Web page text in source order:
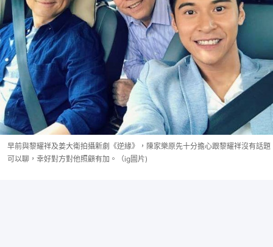
早前與黎耀祥及姜大衛拍攝新劇《逆緣》，陳家樂原先十分擔心跟黎耀祥沒有話題
可以聊，幸好對方對他照顧有加。（ig圖片)